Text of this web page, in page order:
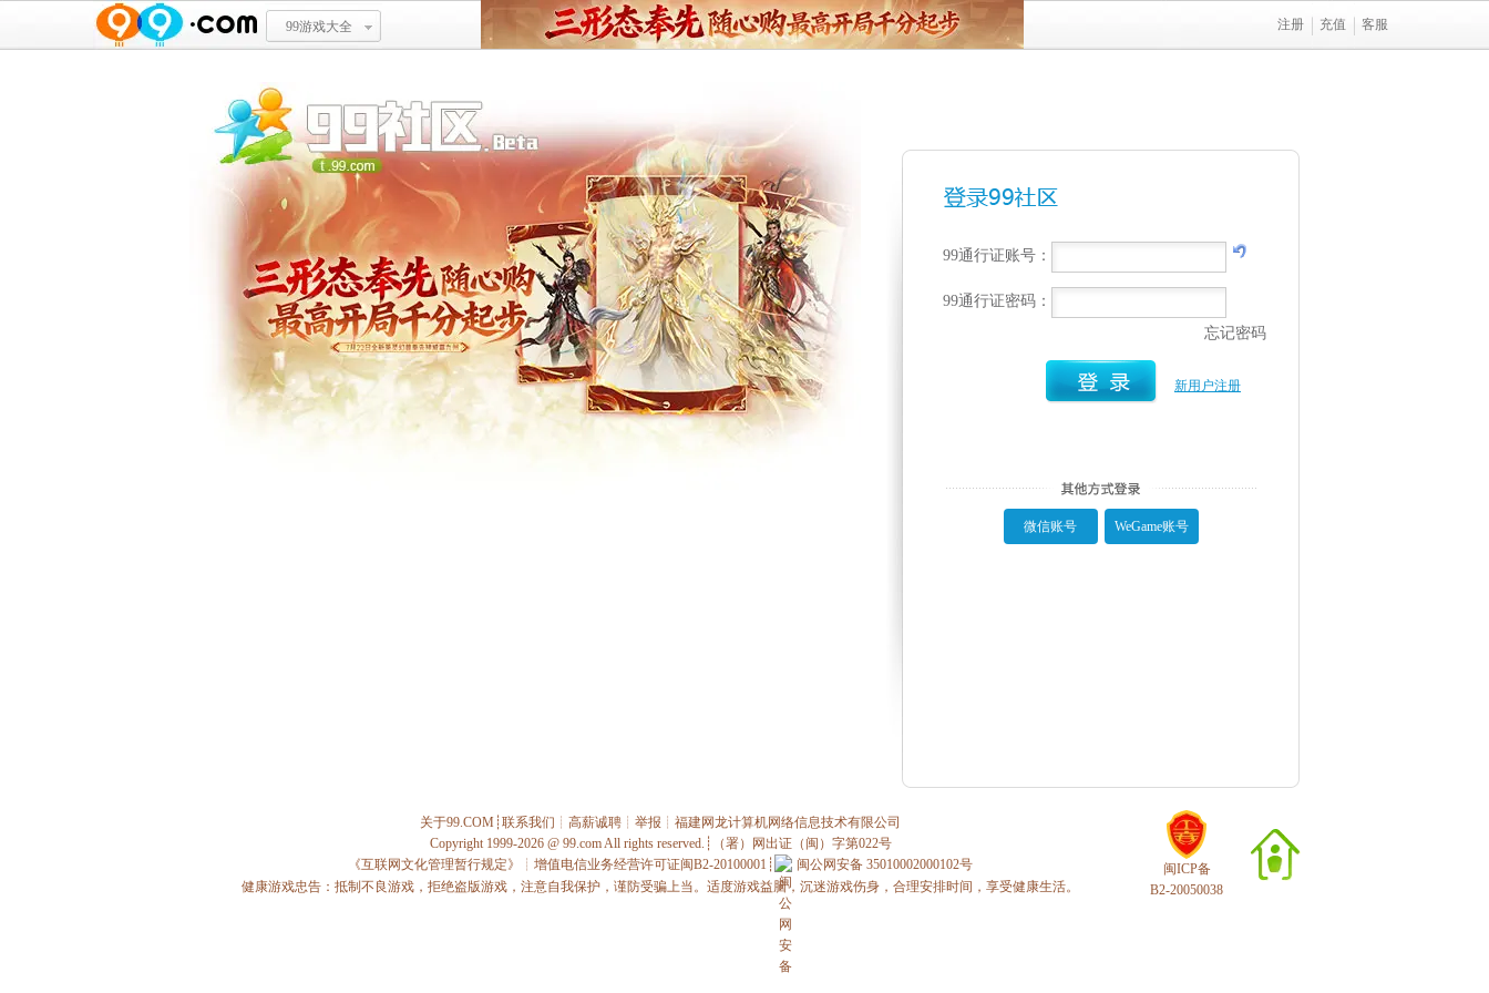
99游戏大全 注册 充值 客服
99通行证账号：
99通行证密码：
忘记密码
新用户注册
微信账号 WeGame账号
关于99.COM ┊ 联系我们 ┊ 高薪诚聘 ┊ 举报 ┊ 福建网龙计算机网络信息技术有限公司
Copyright 1999-2026 @ 99.comAll rights reserved.┊（署）网出证（闽）字第022号
《互联网文化管理暂行规定》
┊ 增值电信业务经营许可证闽B2-20100001 ┊
闽公网安备 35010002000102号
健康游戏忠告：抵制不良游戏，拒绝盗版游戏，注意自我保护，谨防受骗上当。适度游戏益脑，沉迷游戏伤身，合理安排时间，享受健康生活。
闽ICP备
B2-20050038